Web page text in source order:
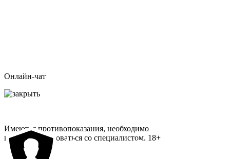
Онлайн-чат
Имеются противопоказания, необходимо
проконсультироваться со специалистом. 18+